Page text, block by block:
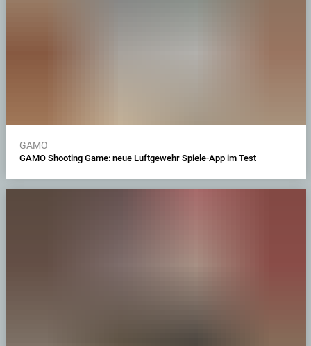
GAMO
GAMO Shooting Game: neue Luftgewehr Spiele-App im Test